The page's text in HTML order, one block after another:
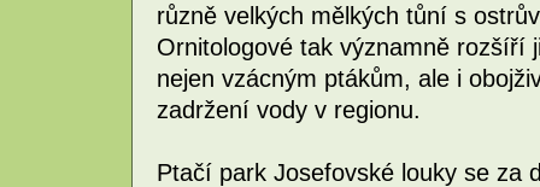
různě velkých mělkých tůní s
Ornitologové tak významně rozšíří
nejen vzácným ptákům, ale i
zadržení vody v regionu.
Ptačí park Josefovské louky se za